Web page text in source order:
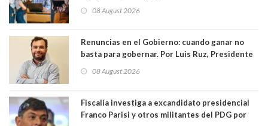
medianas empresas"
08 August 2026
Renuncias en el Gobierno: cuando ganar no
basta para gobernar. Por Luis Ruz, Presidente
08 August 2026
Fiscalía investiga a excandidato presidencial
Franco Parisi y otros militantes del PDG por